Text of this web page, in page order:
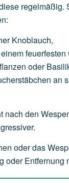
regelmäßig.
:
Knoblauch,
einemfeuerfesten
oder
an
den
oder das
oder Entfernung